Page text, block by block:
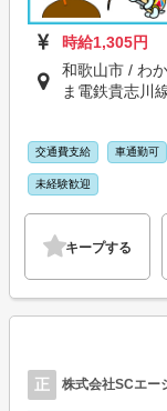
時給1,305円
和歌山市 / わ
ま電鉄貴志川
交通費支給 車通勤可
未経験歓迎
キープする
正 株式会社SCエー